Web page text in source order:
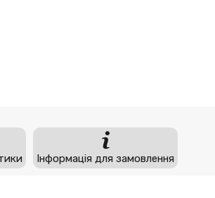
Інформація для замовлення